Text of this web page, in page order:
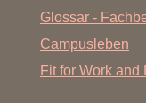
Glossar -
Campusleben
Fit for Work and